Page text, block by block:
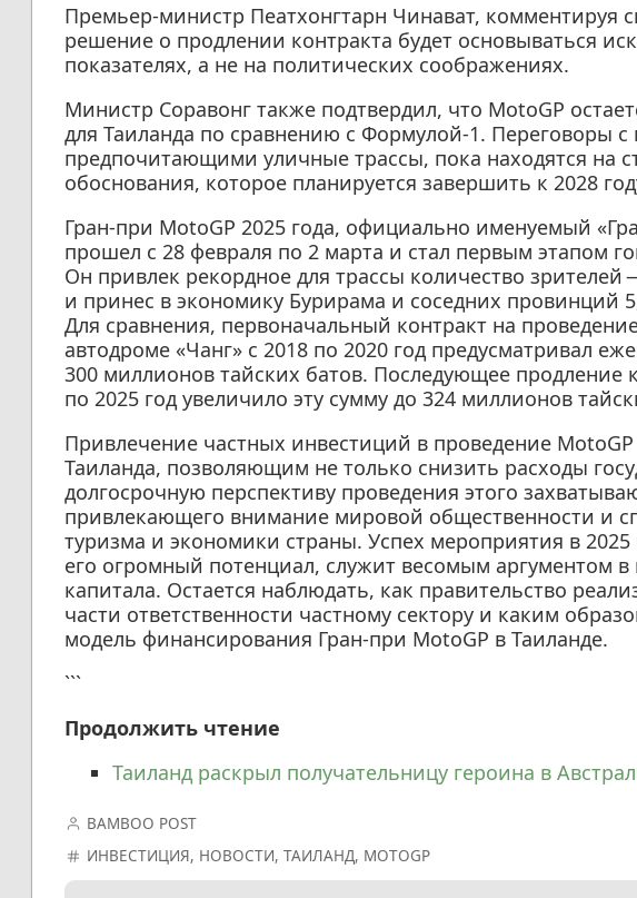
Премьер-министр Пеатхонгтарн Чинават, комментируя
решение о продлении контракта будет основываться
показателях, а не на политических соображениях.
Министр Соравонг также подтвердил, что MotoGP
для Таиланда по сравнению с Формулой-1. Переговоры
предпочитающими уличные трассы, пока находятся на
обоснования, которое планируется завершить к 2028
Гран-при MotoGP 2025 года, официально именуемый
прошел с 28 февраля по 2 марта и стал первым этапом
Он привлек рекордное для трассы количество
и принес в экономику Бурирама и соседних провинций
Для сравнения, первоначальный контракт на
автодроме «Чанг» с 2018 по 2020 год предусматривал
300 миллионов тайских батов. Последующее продление
по 2025 год увеличило эту сумму до 324 миллионов
Привлечение частных инвестиций в проведение
Таиланда, позволяющим не только снизить расходы
долгосрочную перспективу проведения этого
привлекающего внимание мировой общественности и
туризма и экономики страны. Успех мероприятия в
его огромный потенциал, служит весомым аргументом в
капитала. Остается наблюдать, как правительство
части ответственности частному сектору и каким
модель финансирования Гран-при MotoGP в Таиланде.
```
Продолжить чтение
Таиланд раскрыл получательницу героина в
BAMBOO POST
ИНВЕСТИЦИЯ, НОВОСТИ,ТАИЛАНД, MOTOGP